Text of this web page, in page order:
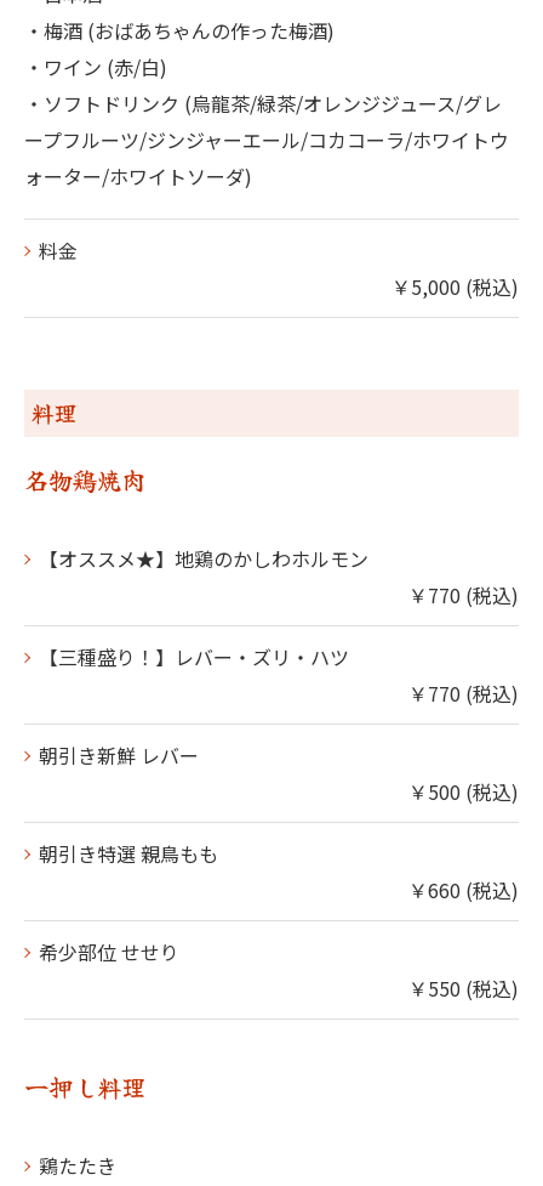
・梅酒 (おばあちゃんの作った梅酒)
・ワイン (赤/白)
・ソフトドリンク (烏龍茶/緑茶/オレンジジュース/グレ
ープフルーツ/ジンジャーエール/コカコーラ/ホワイトウ
ォーター/ホワイトソーダ)
料金
￥5,000 (税込)
料理
名物鶏焼肉
【オススメ★】地鶏のかしわホルモン
￥770 (税込)
【三種盛り！】レバー・ズリ・ハツ
￥770 (税込)
朝引き新鮮 レバー
￥500 (税込)
朝引き特選 親鳥もも
￥660 (税込)
希少部位 せせり
￥550 (税込)
一押し料理
鶏たたき